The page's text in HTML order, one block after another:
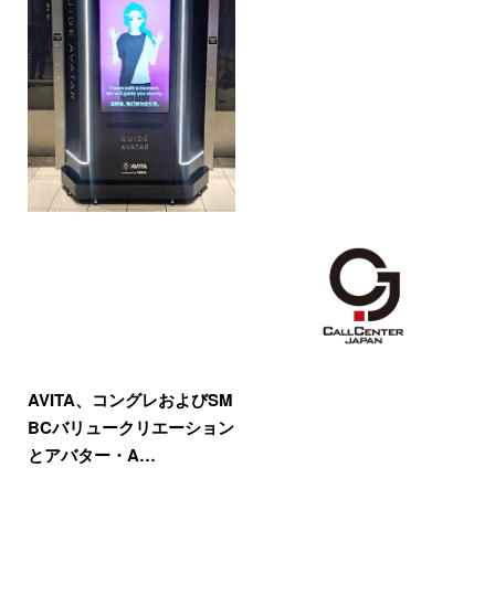
AVITA、コングレおよびSM
BCバリュークリエーション
とアバター・A…